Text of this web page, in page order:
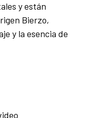
y están
Bierzo,
y la esencia de